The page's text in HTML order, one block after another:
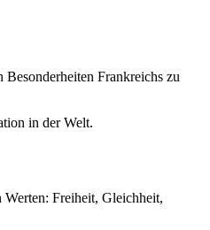
Frankreichs zu
in der Welt.
Werten: Freiheit, Gleichheit,